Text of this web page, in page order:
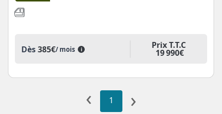
Dès385€/ mois i Prix T.T.C
19 990€
‹ 1 ›